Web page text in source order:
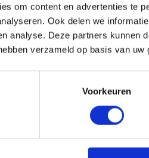
om content en advertenties te
Ook delen we
analyse. Deze partners kunnen
verzameld op basis van uw
Voorkeuren